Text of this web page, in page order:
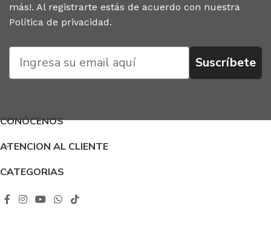
más!. Al registrarte estás de acuerdo con nuestra
Política de privacidad.
Suscríbete
CONÓCENOS
ATENCION AL CLIENTE
CATEGORIAS